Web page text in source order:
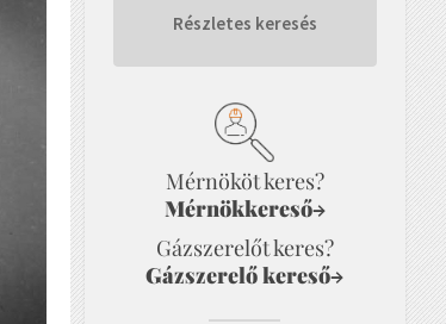
Részletes keresés
Mérnököt keres?
Mérnökkereső→
Gázszerelőt keres?
Gázszerelő kereső→